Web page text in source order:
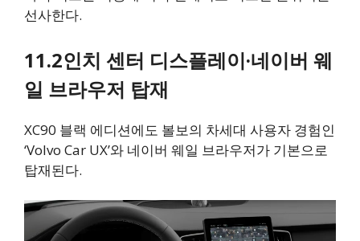
선사한다.
11.2인치 센터 디스플레이·네이버 웨
일 브라우저 탑재
XC90 블랙 에디션에도 볼보의 차세대 사용자 경험인
‘Volvo Car UX’와 네이버 웨일 브라우저가 기본으로
탑재된다.